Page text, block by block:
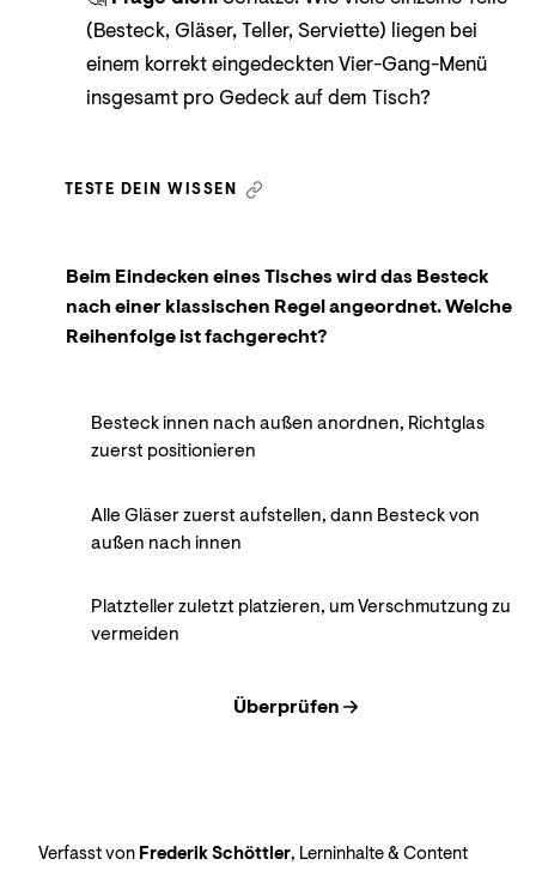
(Besteck, Gläser, Teller, Serviette) liegen bei
einem korrekt eingedeckten Vier-Gang-Menü
insgesamt pro Gedeck auf dem Tisch?
TESTE DEIN WISSEN
Beim Eindecken eines Tisches wird das Besteck
nach einer klassischen Regel angeordnet. Welche
Reihenfolge ist fachgerecht?
Besteck innen nach außen anordnen, Richtglas
zuerst positionieren
Alle Gläser zuerst aufstellen, dann Besteck von
außen nach innen
Platzteller zuletzt platzieren, um Verschmutzung zu
vermeiden
Überprüfen
Verfasst von Frederik Schöttler, Lerninhalte & Content